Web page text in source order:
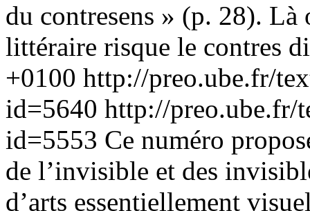
du contresens » (p. 28). Là
littéraire risque le contres
+0100 http://preo.ube.fr/
id=5640 http://preo.ube.fr/
id=5553 Ce numéro
de l’invisible et des
d’arts essentiellement